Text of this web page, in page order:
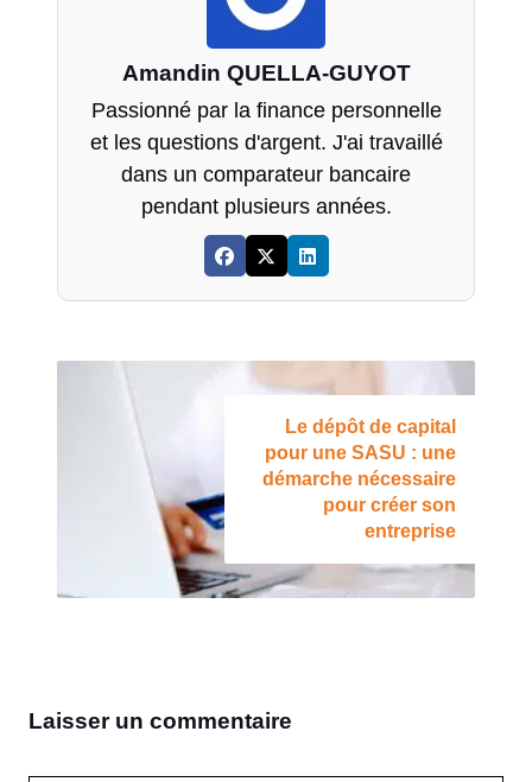
Amandin QUELLA-GUYOT
Passionné par la finance personnelle
et les questions d'argent. J'ai travaillé
dans un comparateur bancaire
pendant plusieurs années.
Le dépôt de capital
pour une SASU : une
démarche nécessaire
pour créer son
entreprise
Laisser un commentaire